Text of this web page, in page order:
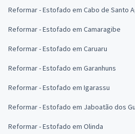
Reformar - Estofado em Cabo de Santo
Reformar - Estofado em Camaragibe
Reformar - Estofado em Caruaru
Reformar - Estofado em Garanhuns
Reformar - Estofado em Igarassu
Reformar - Estofado em Jaboatão dos
Reformar - Estofado em Olinda